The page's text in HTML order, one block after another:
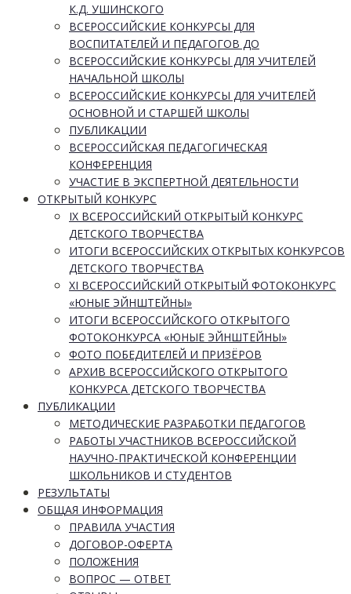
К.Д. УШИНСКОГО
ВСЕРОССИЙСКИЕ КОНКУРСЫ ДЛЯ
ВОСПИТАТЕЛЕЙ И ПЕДАГОГОВ ДО
ВСЕРОССИЙСКИЕ КОНКУРСЫ ДЛЯ УЧИТЕЛЕЙ
НАЧАЛЬНОЙ ШКОЛЫ
ВСЕРОССИЙСКИЕ КОНКУРСЫ ДЛЯ УЧИТЕЛЕЙ
ОСНОВНОЙ И СТАРШЕЙ ШКОЛЫ
ПУБЛИКАЦИИ
ВСЕРОССИЙСКАЯ ПЕДАГОГИЧЕСКАЯ
КОНФЕРЕНЦИЯ
УЧАСТИЕ В ЭКСПЕРТНОЙ ДЕЯТЕЛЬНОСТИ
ОТКРЫТЫЙ КОНКУРС
IX ВСЕРОССИЙСКИЙ ОТКРЫТЫЙ КОНКУРС
ДЕТСКОГО ТВОРЧЕСТВА
ИТОГИ ВСЕРОССИЙСКИХ ОТКРЫТЫХ КОНКУРСОВ
ДЕТСКОГО ТВОРЧЕСТВА
XI ВСЕРОССИЙСКИЙ ОТКРЫТЫЙ ФОТОКОНКУРС
«ЮНЫЕ ЭЙНШТЕЙНЫ»
ИТОГИ ВСЕРОССИЙСКОГО ОТКРЫТОГО
ФОТОКОНКУРСА «ЮНЫЕ ЭЙНШТЕЙНЫ»
ФОТО ПОБЕДИТЕЛЕЙ И ПРИЗЁРОВ
АРХИВ ВСЕРОССИЙСКОГО ОТКРЫТОГО
КОНКУРСА ДЕТСКОГО ТВОРЧЕСТВА
ПУБЛИКАЦИИ
МЕТОДИЧЕСКИЕ РАЗРАБОТКИ ПЕДАГОГОВ
РАБОТЫ УЧАСТНИКОВ ВСЕРОССИЙСКОЙ
НАУЧНО-ПРАКТИЧЕСКОЙ КОНФЕРЕНЦИИ
ШКОЛЬНИКОВ И СТУДЕНТОВ
РЕЗУЛЬТАТЫ
ОБЩАЯ ИНФОРМАЦИЯ
ПРАВИЛА УЧАСТИЯ
ДОГОВОР-ОФЕРТА
ПОЛОЖЕНИЯ
ВОПРОС — ОТВЕТ